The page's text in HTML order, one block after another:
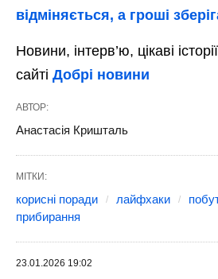
відміняється, а гроші
Новини, інтерв’ю, цікаві
сайті Добрі новини
АВТОР:
Анастасія Кришталь
МІТКИ:
корисні поради лайфхаки
прибирання
23.01.2026 19:02